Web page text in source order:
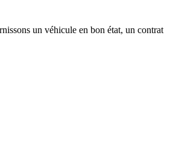
un véhicule en bon état, un contrat